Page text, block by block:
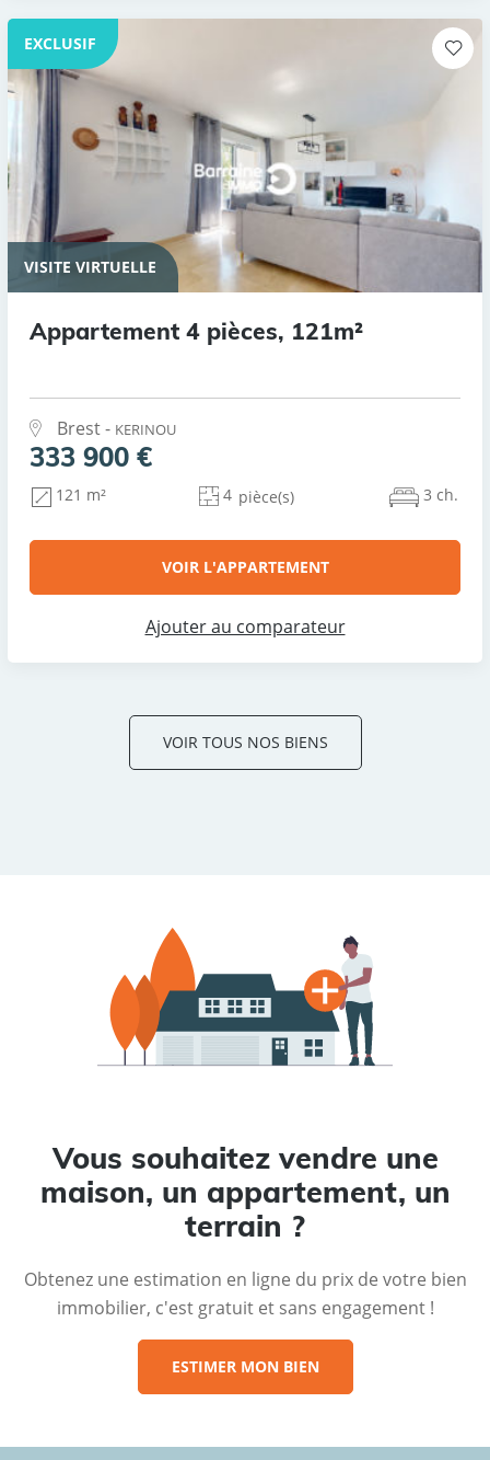
EXCLUSIF
VISITE VIRTUELLE
Appartement 4 pièces, 121m²
Brest - KERINOU
333 900 €
121 m² 4 pièce(s) 3 ch.
VOIR L'APPARTEMENT
Ajouter au comparateur
VOIR TOUS NOS BIENS
Vous souhaitez vendre une
maison, un appartement, un
terrain ?
Obtenez une estimation en ligne du prix de votre bien
immobilier, c'est gratuit et sans engagement !
ESTIMER MON BIEN